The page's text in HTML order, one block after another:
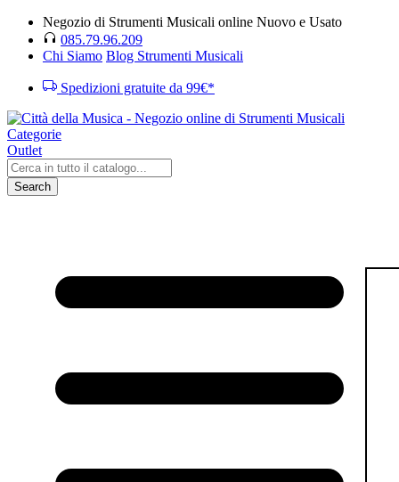
Negozio di Strumenti Musicali online Nuovo e Usato
085.79.96.209
Chi Siamo Blog Strumenti Musicali
Spedizioni gratuite da 99€*
Categorie
Outlet
Search